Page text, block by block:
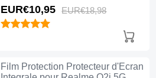
EUR€10,95 EUR€18,98
Film Protection Protecteur d'Ecran